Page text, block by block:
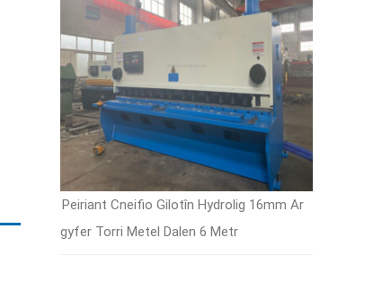
Peiriant Cneifio Gilotîn Hydrolig 16mm Ar
gyfer Torri Metel Dalen 6 Metr